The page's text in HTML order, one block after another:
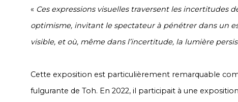
« Ces expressions visuelles traversent les incertitudes
optimisme, invitant le spectateur à pénétrer dans un
visible, et où, même dans l’incertitude, la lumière
Cette exposition est particulièrement remarquable
fulgurante de Toh. En 2022, il participait à une